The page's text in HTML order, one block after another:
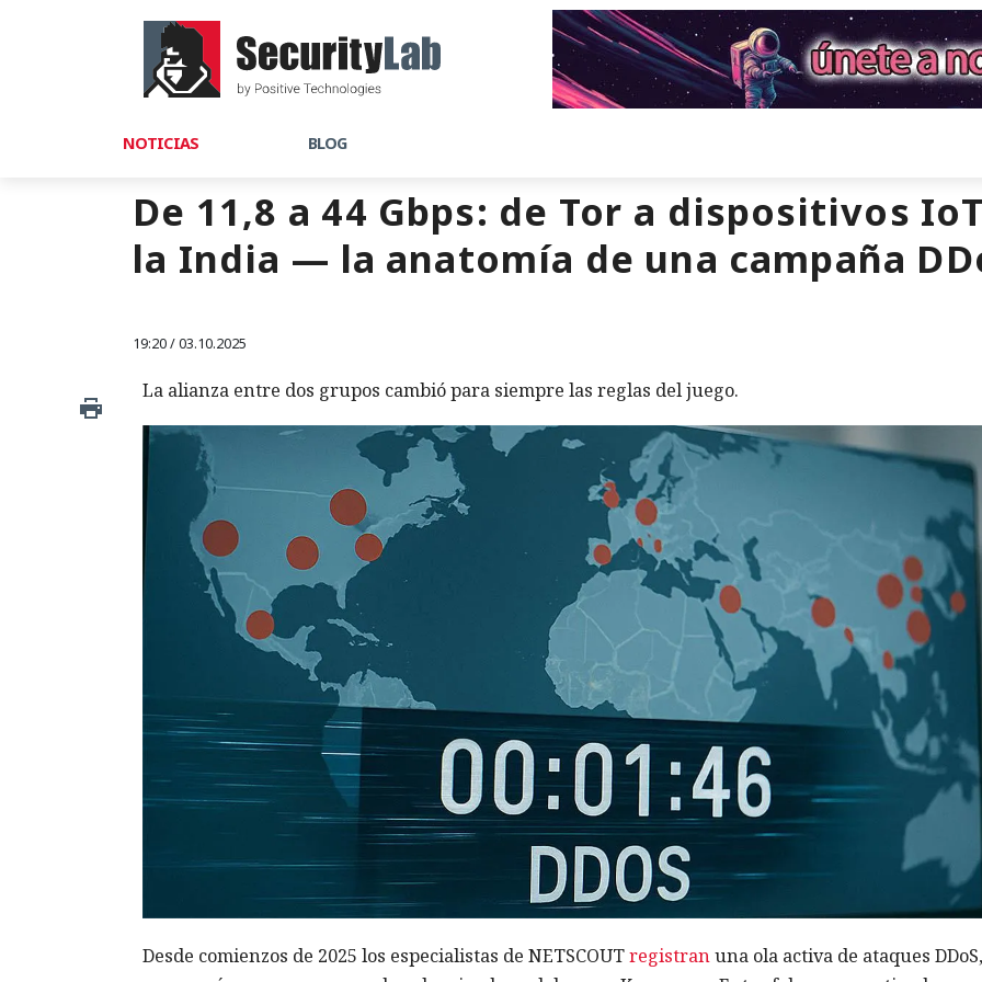
NOTICIAS BLOG
De 11,8 a 44 Gbps: de Tor a dispositivos
la India — la anatomía de una campaña
19:20 / 03.10.2025
La alianza entre dos grupos cambió para siempre las reglas del juego.
Desde comienzos de 2025 los especialistas de NETSCOUTregistranuna ola activa de ataques DDoS,